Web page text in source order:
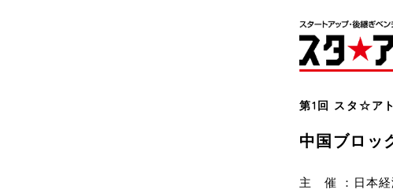
第1回 スタ☆ア
中国ブロッ
主 催 ：日本経